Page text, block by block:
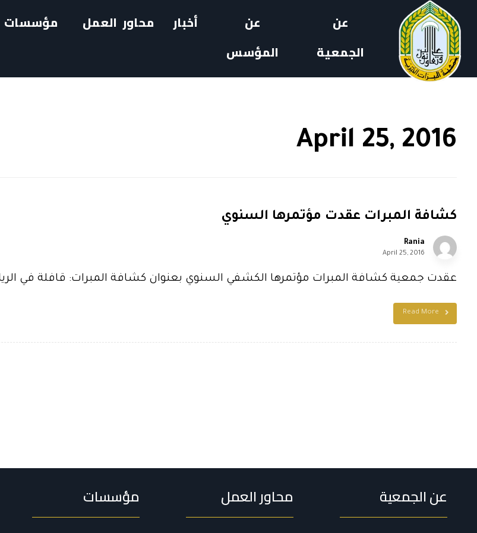
عن
الجمعية
عن
المؤسس
أخبار محاور العمل مؤسسات
April 25, 2016
كشافة المبرات عقدت مؤتمرها السنوي
Rania
April 25, 2016
عقدت جمعية كشافة المبرات مؤتمرها الكشفي السنوي بعنوان كشافة المبرات: قافلة في
Read More
عن الجمعية محاور العمل مؤسسات